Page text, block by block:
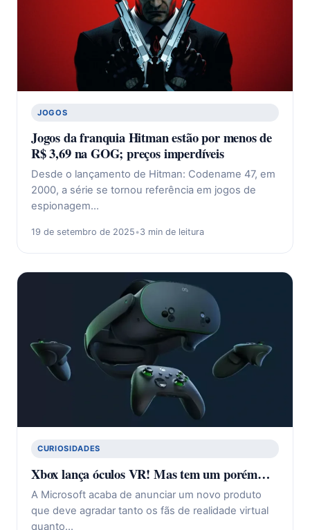
JOGOS
Jogos da franquia Hitman estão por menos de
R$ 3,69 na GOG; preços imperdíveis
Desde o lançamento de Hitman: Codename 47, em
2000, a série se tornou referência em jogos de
espionagem…
19 de setembro de 2025•3 min de leitura
CURIOSIDADES
Xbox lança óculos VR! Mas tem um porém…
A Microsoft acaba de anunciar um novo produto
que deve agradar tanto os fãs de realidade virtual
quanto…